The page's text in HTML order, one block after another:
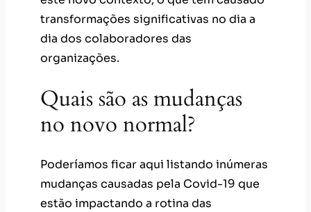
transformações significativas no dia a
dia dos colaboradores das
organizações.
Quais são as mudanças
no novo normal?
Poderíamos ficar aqui listando inúmeras
mudanças causadas pela Covid-19 que
estão impactando a rotina das